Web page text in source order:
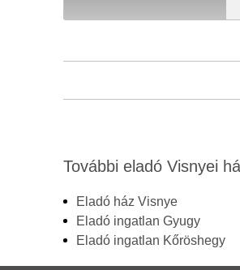
További eladó Visnyei
Eladó ház Visnye
Eladó ingatlan Gyugy
Eladó ingatlan Kőröshegy